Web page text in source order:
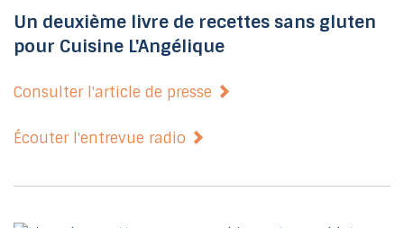
Un deuxième livre de recettes sans gluten
pour Cuisine L'Angélique
Consulter l'article de presse
Écouter l'entrevue radio